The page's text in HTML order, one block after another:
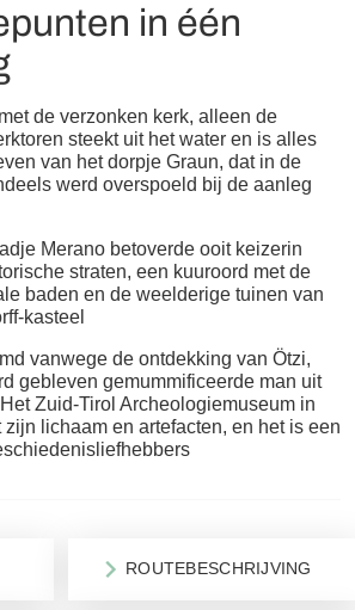
in één
de verzonken kerk, alleen de
steekt uit het water en is alles
van het dorpje Graun, dat in de
werd overspoeld bij de aanleg
Merano betoverde ooit keizerin
straten, een kuuroord met de
baden en de weelderige tuinen van
kasteel
vanwege de ontdekking van Ötzi,
gebleven gemummificeerde man uit
Zuid-Tirol Archeologiemuseum in
zijn lichaam en artefacten, en het is een
ROUTEBESCHRIJVING